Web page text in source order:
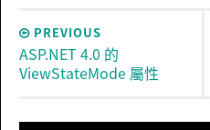
PREVIOUS
ASP.NET 4.0 的
ViewStateMode 屬性